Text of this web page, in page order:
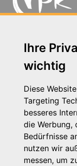
Ihre
wichtig
Diese
Targeting
besseres
die Werbung,
Bedürfnisse
nutzen wir
messen, um
Michaelkirchstr.
Telefon: 030 – 58
E-Mail: info@vpk.de
Presse
Kontakt
Impressum
Login